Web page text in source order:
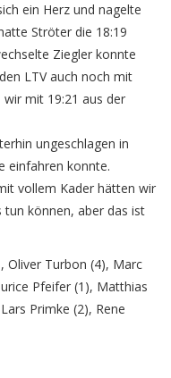
ein Herz und nagelte
Ströter die 18:19
Ziegler konnte
LTV auch noch mit
mit 19:21 aus der
ungeschlagen in
einfahren konnte.
vollem Kader hätten wir
können, aber das ist
Oliver Turbon (4), Marc
Pfeifer (1), Matthias
Primke (2), Rene